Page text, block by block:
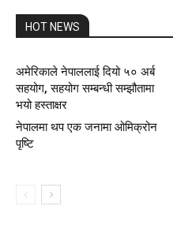
HOT NEWS
अमेरिकाले नेपाललाई दियो ५० अर्ब
सहयोग, सहयोग सम्बन्धी सम्झौतामा
भयो हस्ताक्षर
नेपालमा थप एक जनामा ओमिक्रोन
पृष्टि